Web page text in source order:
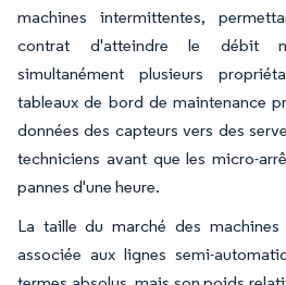
machines intermittentes,
contrat d'atteindre le débit
simultanément plusieurs
tableaux de bord de maintenance
données des capteurs vers des
techniciens avant que les micro-
pannes d'une heure.
La taille du marché des machines
associée aux lignes semi-